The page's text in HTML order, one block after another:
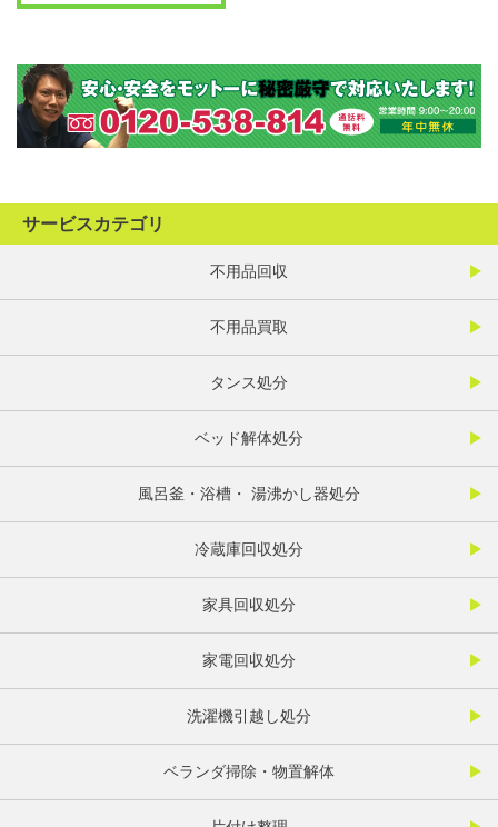
サービスカテゴリ
不用品回収
不用品買取
タンス処分
ベッド解体処分
風呂釜・浴槽・ 湯沸かし器処分
冷蔵庫回収処分
家具回収処分
家電回収処分
洗濯機引越し処分
ベランダ掃除・物置解体